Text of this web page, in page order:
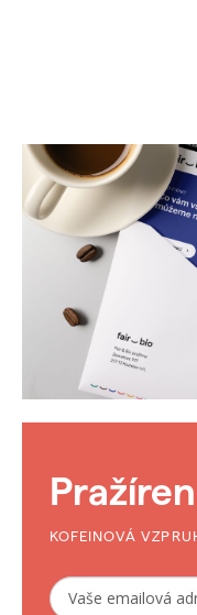
KOFEINOVÁ